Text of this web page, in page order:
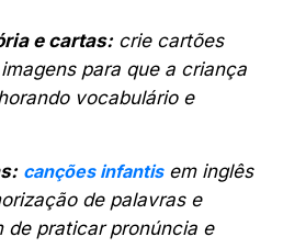
e cartas:crie cartões
para que a criança
vocabulário e
canções infantisem inglês
de palavras e
de praticar pronúncia e